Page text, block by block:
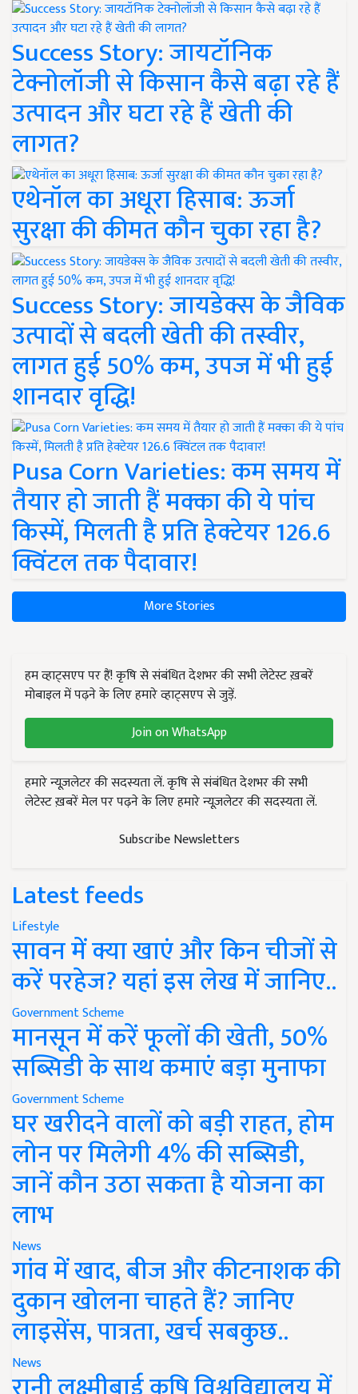
Success Story: जायटॉनिक
टेक्नोलॉजी से किसान कैसे बढ़ा रहे हैं
उत्पादन और घटा रहे हैं खेती की
लागत?
एथेनॉल का अधूरा हिसाब: ऊर्जा
सुरक्षा की कीमत कौन चुका रहा है?
Success Story: जायडेक्स के जैविक
उत्पादों से बदली खेती की तस्वीर,
लागत हुई 50% कम, उपज में भी हुई
शानदार वृद्धि!
Pusa Corn Varieties: कम समय में
तैयार हो जाती हैं मक्का की ये पांच
किस्में, मिलती है प्रति हेक्टेयर 126.6
क्विंटल तक पैदावार!
More Stories
हम व्हाट्सएप पर हैं! कृषि से संबंधित देशभर की सभी लेटेस्ट ख़बरें
मोबाइल में पढ़ने के लिए हमारे व्हाट्सएप से जुड़ें.
Join on WhatsApp
हमारे न्यूज़लेटर की सदस्यता लें. कृषि से संबंधित देशभर की सभी
लेटेस्ट ख़बरें मेल पर पढ़ने के लिए हमारे न्यूज़लेटर की सदस्यता लें.
Subscribe Newsletters
Latest feeds
Lifestyle
सावन में क्या खाएं और किन चीजों से
करें परहेज? यहां इस लेख में जानिए..
Government Scheme
मानसून में करें फूलों की खेती, 50%
सब्सिडी के साथ कमाएं बड़ा मुनाफा
Government Scheme
घर खरीदने वालों को बड़ी राहत, होम
लोन पर मिलेगी 4% की सब्सिडी,
जानें कौन उठा सकता है योजना का
लाभ
News
गांव में खाद, बीज और कीटनाशक की
दुकान खोलना चाहते हैं? जानिए
लाइसेंस, पात्रता, खर्च सबकुछ..
News